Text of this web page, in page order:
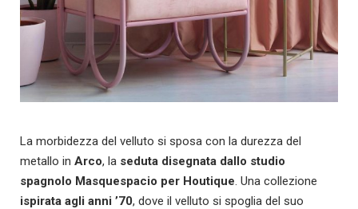
La morbidezza del velluto si sposa con la durezza del
metallo in Arco, la seduta disegnata dallo studio
spagnolo Masquespacio per Houtique. Una collezione
ispirata agli anni ’70, dove il velluto si spoglia del suo